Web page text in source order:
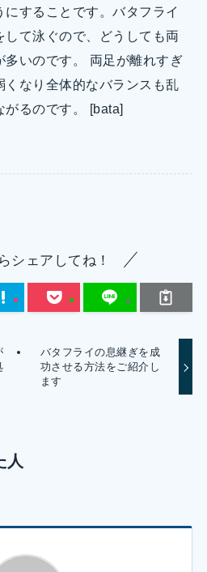
することです。バタフライ
して泳ぐので、どうしても両
多いのです。 両足が離れすぎ
くなり全体的なバランスも乱
がるのです。 [bata]
シェアしてね！
バタフライの息継ぎを成
功させる方法をご紹介し
ます
人